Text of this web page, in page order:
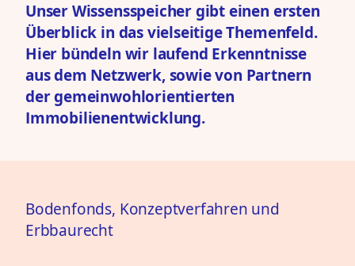
Unser Wissensspeicher gibt einen ersten
Überblick in das vielseitige Themenfeld.
Hier bündeln wir laufend Erkenntnisse
aus dem Netzwerk, sowie von Partnern
der gemeinwohlorientierten
Immobilienentwicklung.
Bodenfonds, Konzeptverfahren und
Erbbaurecht